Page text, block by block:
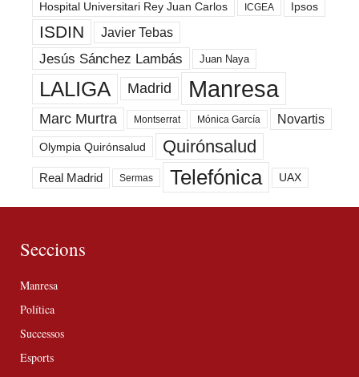
Hospital Universitari Rey Juan Carlos ICGEA Ipsos
ISDIN Javier Tebas
Jesús Sánchez Lambás Juan Naya
LALIGA Madrid Manresa
Marc Murtra Montserrat Mónica García Novartis
Olympia Quirónsalud Quirónsalud
Real Madrid Sermas Telefónica UAX
Seccions
Manresa
Política
Successos
Esports